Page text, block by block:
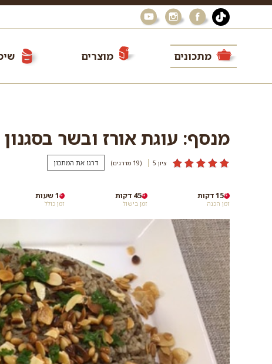
מתכונים מוצרים
מנסף: עוגת אורז ובשר בסגנון
ציון 5 (19 מדרגים) דרגו את המתכון
זמן הכנה
15 דקות
זמן בישול
45 דקות
זמן כולל
1 שעות